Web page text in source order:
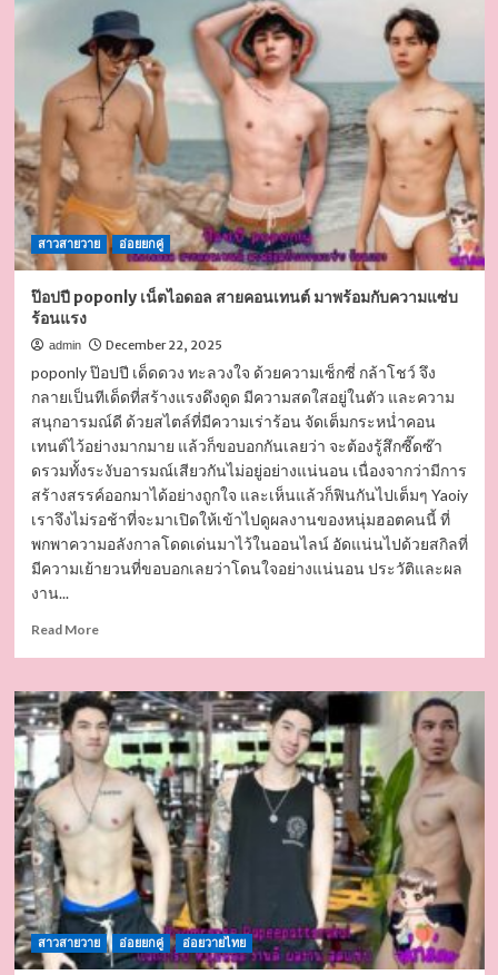
นาย
แบบ
หนุ่ม
หล่อ
งาน
ดี
เด่น
เข้ม
ได้ใจ
สาวสายวาย อ่อยยกคู่
ป๊อปปี poponly เน็ตไอดอล สายคอนเทนต์ มาพร้อมกับความแซ่บ
ร้อนแรง
admin December 22, 2025
poponly ป๊อปปี เด็ดดวง ทะลวงใจ ด้วยความเซ็กซี่ กล้าโชว์ จึง
กลายเป็นทีเด็ดที่สร้างแรงดึงดูด มีความสดใสอยู่ในตัว และความ
สนุกอารมณ์ดี ด้วยสไตล์ที่มีความเร่าร้อน จัดเต็มกระหน่ำคอน
เทนต์ไว้อย่างมากมาย แล้วก็ขอบอกกันเลยว่า จะต้องรู้สึกซี๊ดซ๊า
ดรวมทั้งระงับอารมณ์เสียวกันไม่อยู่อย่างแน่นอน เนื่องจากว่ามีการ
สร้างสรรค์ออกมาได้อย่างถูกใจ และเห็นแล้วก็ฟินกันไปเต็มๆ Yaoiy
เราจึงไม่รอช้าที่จะมาเปิดให้เข้าไปดูผลงานของหนุ่มฮอตคนนี้ ที่
พกพาความอลังกาลโดดเด่นมาไว้ในออนไลน์ อัดแน่นไปด้วยสกิลที่
มีความเย้ายวนที่ขอบอกเลยว่าโดนใจอย่างแน่นอน ประวัติและผล
งาน...
Read MoreRead
ป๊อป
ปี
poponly
เน็ต
ไอ
ดอล
สาย
คอน
มา
พร้อม
กับ
ความ
แซ่บ
สาวสายวาย อ่อยยกคู่ อ่อยวายไทย